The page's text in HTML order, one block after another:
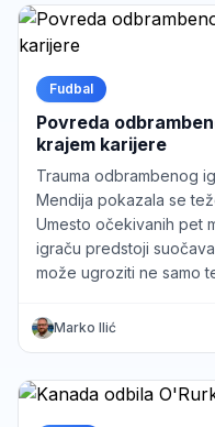
Fudbal
Povreda
krajem karijere
Trauma odbrambenog
Mendija pokazala se
Umesto očekivanih pet
igraču predstoji
može ugroziti ne samo
Marko Ilić